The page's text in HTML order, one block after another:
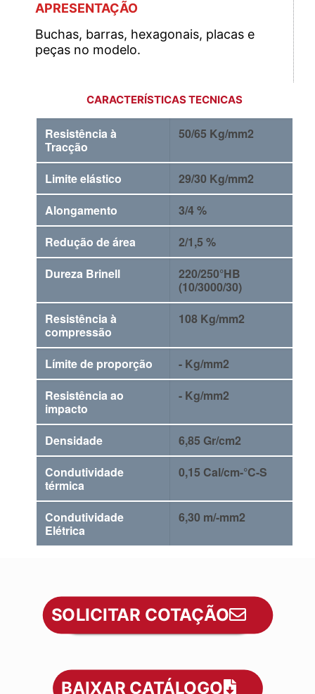
APRESENTAÇÃO
Buchas, barras, hexagonais, placas e
peças no modelo.
CARACTERÍSTICAS TECNICAS
Resistência à
Tracção
50/65 Kg/mm2
Limite elástico
29/30 Kg/mm2
Alongamento
3/4 %
Redução de área
2/1,5 %
Dureza Brinell
220/250°HB
(10/3000/30)
Resistência à
compressão
108 Kg/mm2
Límite de proporção
- Kg/mm2
Resistência ao
impacto
- Kg/mm2
Densidade
6,85 Gr/cm2
Condutividade
térmica
0,15 Cal/cm-°C-S
Condutividade
Elétrica
6,30 m/-mm2
SOLICITAR COTAÇÃO
BAIXAR CATÁLOGO